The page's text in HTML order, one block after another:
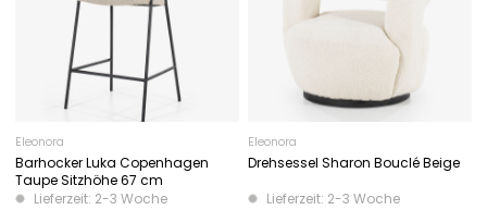
Eleonora
Barhocker Luka Copenhagen
Taupe Sitzhöhe 67 cm
Lieferzeit: 2-3 Woche
Eleonora
Drehsessel Sharon Bouclé Beige
Lieferzeit: 2-3 Woche